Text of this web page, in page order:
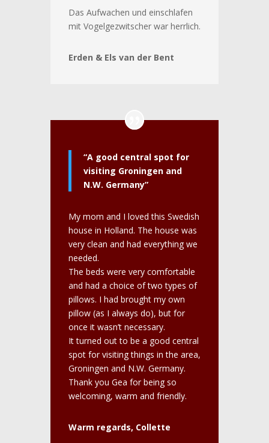
Das Aufwachen und einschlafen
mit Vogelgezwitscher war herrlich.
Erden & Els van der Bent
“A good central spot for
visiting Groningen and
N.W. Germany”
My mom and I loved this Swedish
house in Holland. The house was
very clean and had everything we
needed.
The beds were very comfortable
and had a choice of two types of
pillows. I had brought my own
pillow (as I always do), but for
once it wasn’t necessary.
It turned out to be a good central
spot for visiting things in the area,
Groningen and N.W. Germany.
Thank you Gea for being so
welcoming, warm and friendly.
Warm regards, Collette